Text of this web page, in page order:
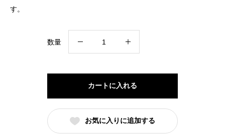
す。
数量
カートに入れる
お気に入りに追加する